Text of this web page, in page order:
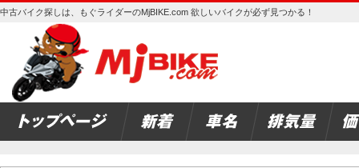
中古バイク探しは、もぐライダーのMjBIKE.com 欲しいバイクが必ず見つかる！